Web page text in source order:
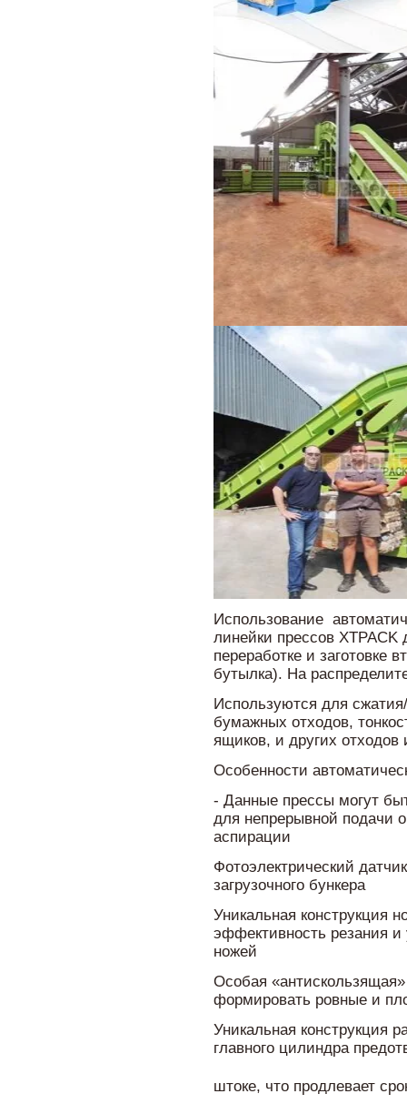
Использование
линейки прессов
переработке и заготовке
бутылка). На
Используются для
бумажных отходов,
ящиков, и других
Особенности
- Данные прессы могут
для непрерывной подачи
аспирации
Фотоэлектрический
загрузочного бункера
Уникальная конструкция
эффективность резания
ножей
Особая «антискользящая»
формировать ровные и
Уникальная конструкция
главного цилиндра
штоке, что продлевает